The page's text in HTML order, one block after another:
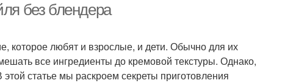
без блендера
которое любят и взрослые, и дети. Обычно для их
все ингредиенты до кремовой текстуры. Однако,
статье мы раскроем секреты приготовления